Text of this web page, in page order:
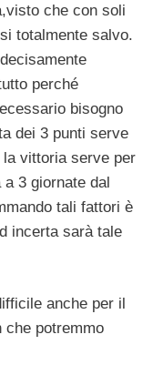
che con soli
totalmente salvo.
perché
bisogno
dei 3 punti serve
vittoria serve per
3 giornate dal
tali fattori è
incerta sarà tale
anche per il
che potremmo